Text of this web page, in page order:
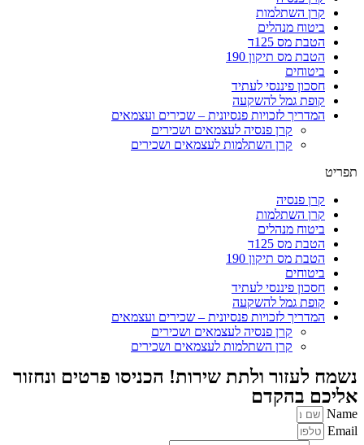
קרן השתלמות
ביטוח מנהלים
הטבת מס 125ד
הטבת מס תיקון 190
ביטוחים
חסכון פיננסי לעתיד
קופת גמל להשקעה
המדריך לזכויות פנסיונית – שכירים ועצמאים
קרן פנסיה לעצמאים ושכירים
קרן השתלמות לעצמאים ושכירים
תפריט
קרן פנסיה
קרן השתלמות
ביטוח מנהלים
הטבת מס 125ד
הטבת מס תיקון 190
ביטוחים
חסכון פיננסי לעתיד
קופת גמל להשקעה
המדריך לזכויות פנסיונית – שכירים ועצמאים
קרן פנסיה לעצמאים ושכירים
קרן השתלמות לעצמאים ושכירים
נשמח לעזור ולתת שירות! הכניסו פרטים ונחזור
אליכם בהקדם
Name
Email